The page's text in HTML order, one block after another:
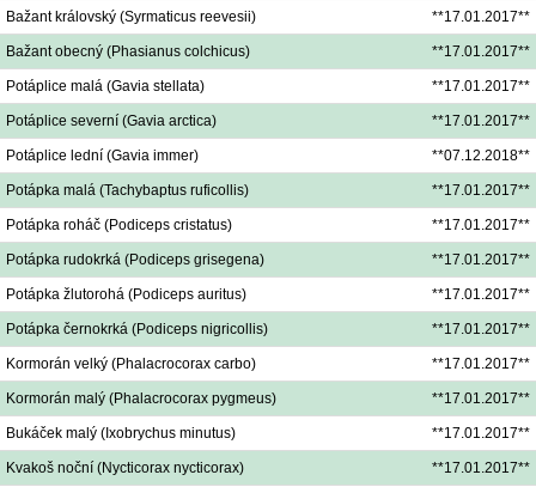
Bažant královský (Syrmaticus reevesii) **17.01.2017**
Bažant obecný (Phasianus colchicus) **17.01.2017**
Potáplice malá (Gavia stellata) **17.01.2017**
Potáplice severní (Gavia arctica) **17.01.2017**
Potáplice lední (Gavia immer) **07.12.2018**
Potápka malá (Tachybaptus ruficollis) **17.01.2017**
Potápka roháč (Podiceps cristatus) **17.01.2017**
Potápka rudokrká (Podiceps grisegena) **17.01.2017**
Potápka žlutorohá (Podiceps auritus) **17.01.2017**
Potápka černokrká (Podiceps nigricollis) **17.01.2017**
Kormorán velký (Phalacrocorax carbo) **17.01.2017**
Kormorán malý (Phalacrocorax pygmeus) **17.01.2017**
Bukáček malý (Ixobrychus minutus) **17.01.2017**
Kvakoš noční (Nycticorax nycticorax) **17.01.2017**